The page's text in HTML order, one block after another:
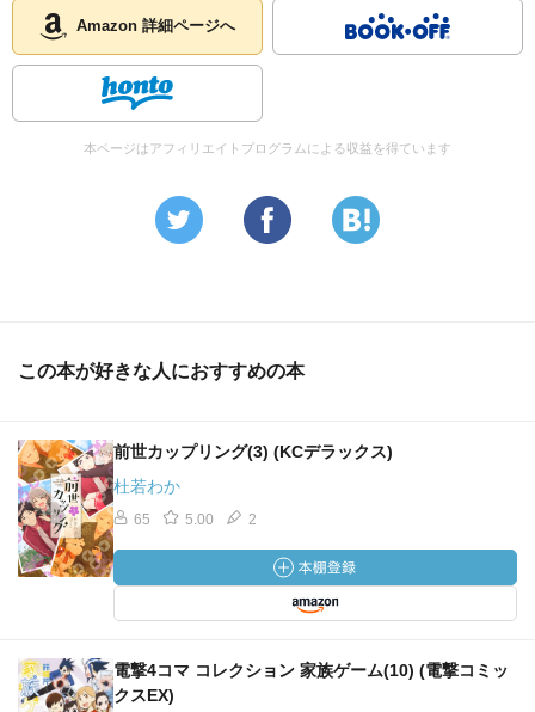
Amazon 詳細ページへ
本ページはアフィリエイトプログラムによる収益を得ています
この本が好きな人におすすめの本
前世カップリング(3) (KCデラックス)
杜若わか
65 5.00 2
電撃4コマ コレクション 家族ゲーム(10) (電撃コミッ
クスEX)